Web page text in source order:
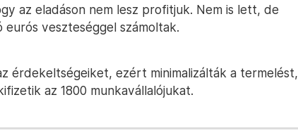
az eladáson nem lesz profitjuk. Nem is lett, de
veszteséggel számoltak.
érdekeltségeiket, ezért minimalizálták a termelést,
az 1800 munkavállalójukat.